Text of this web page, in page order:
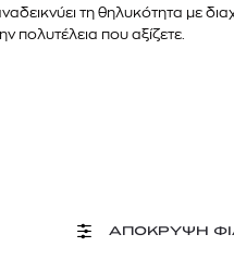
τη θηλυκότητα με
πολυτέλεια που αξίζετε.
ΑΠΟΚΡΥΨΗ